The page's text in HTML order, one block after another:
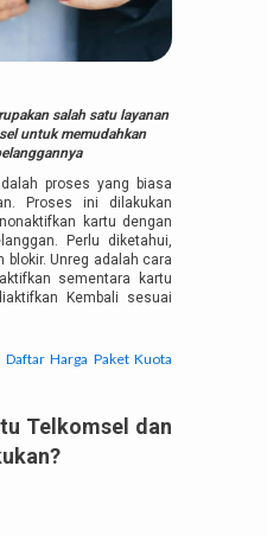
salah satu layanan
untuk memudahkan
proses yang biasa
Proses ini dilakukan
kartu dengan
Perlu diketahui,
blokir. Unreg adalah cara
sementara kartu
Kembali sesuai
Daftar Harga Paket Kuota
Telkomsel dan